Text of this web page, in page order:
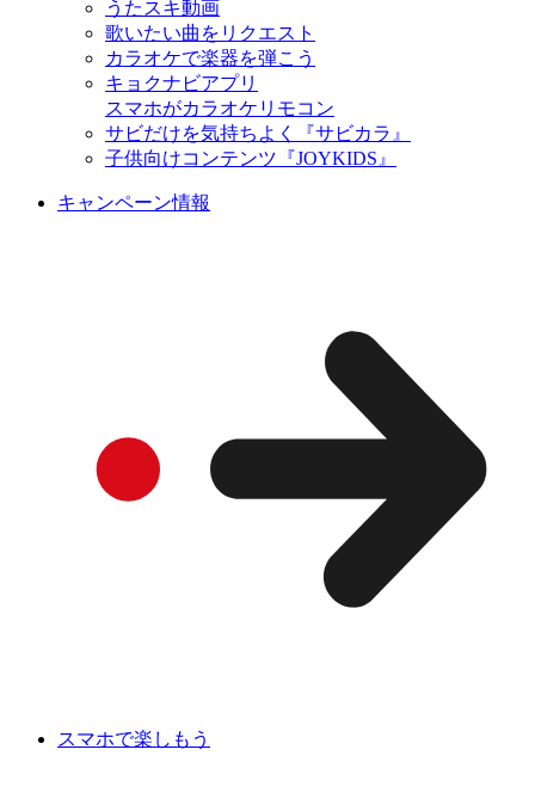
うたスキ動画
歌いたい曲をリクエスト
カラオケで楽器を弾こう
キョクナビアプリ
スマホがカラオケリモコン
サビだけを気持ちよく『サビカラ』
子供向けコンテンツ『JOYKIDS』
キャンペーン情報
スマホで楽しもう